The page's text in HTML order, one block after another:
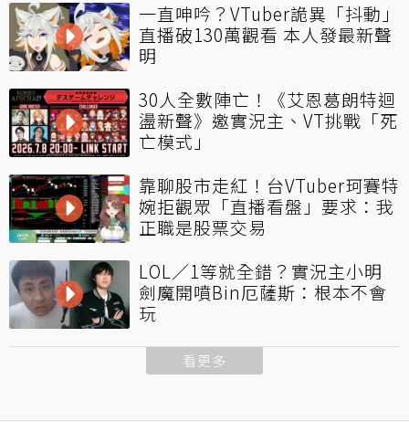
一直呻吟？VTuber詭異「抖動」
直播破130萬觀看 本人發最新聲
明
30人全數陣亡！《艾恩葛朗特迴
盪新聲》邀實況主、VT挑戰「死
亡模式」
靠聊股市走紅！台VTuber珂賽特
婉拒觀眾「直播看盤」要求：我
正職是股票交易
LOL／1等就全錯？實況主小明
劍魔開噴Bin厄薩斯：根本不會
玩
看更多